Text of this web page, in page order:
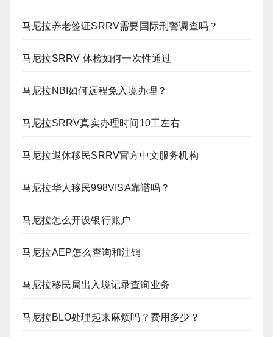
马尼拉养老签证SRRV需要国际刑警调查吗？
马尼拉SRRV 体检如何一次性通过
马尼拉NBI如何远程免入境办理？
马尼拉SRRV真实办理时间10工左右
马尼拉退休移民SRRV官方中文服务机构
马尼拉华人移民998VISA靠谱吗？
马尼拉怎么开设银行账户
马尼拉AEP怎么查询和注销
马尼拉移民局出入境记录查询业务
马尼拉BLO处理起来麻烦吗？费用多少？